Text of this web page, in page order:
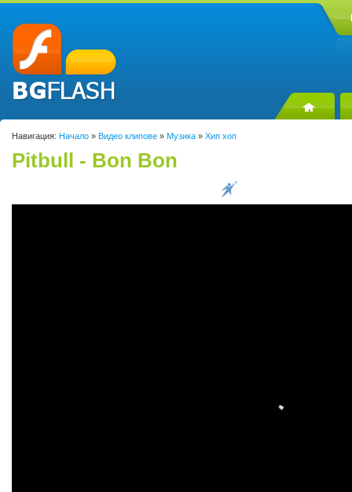
Навигация: Начало » Видео клипове » Музика » Хип хоп
Pitbull - Bon Bon